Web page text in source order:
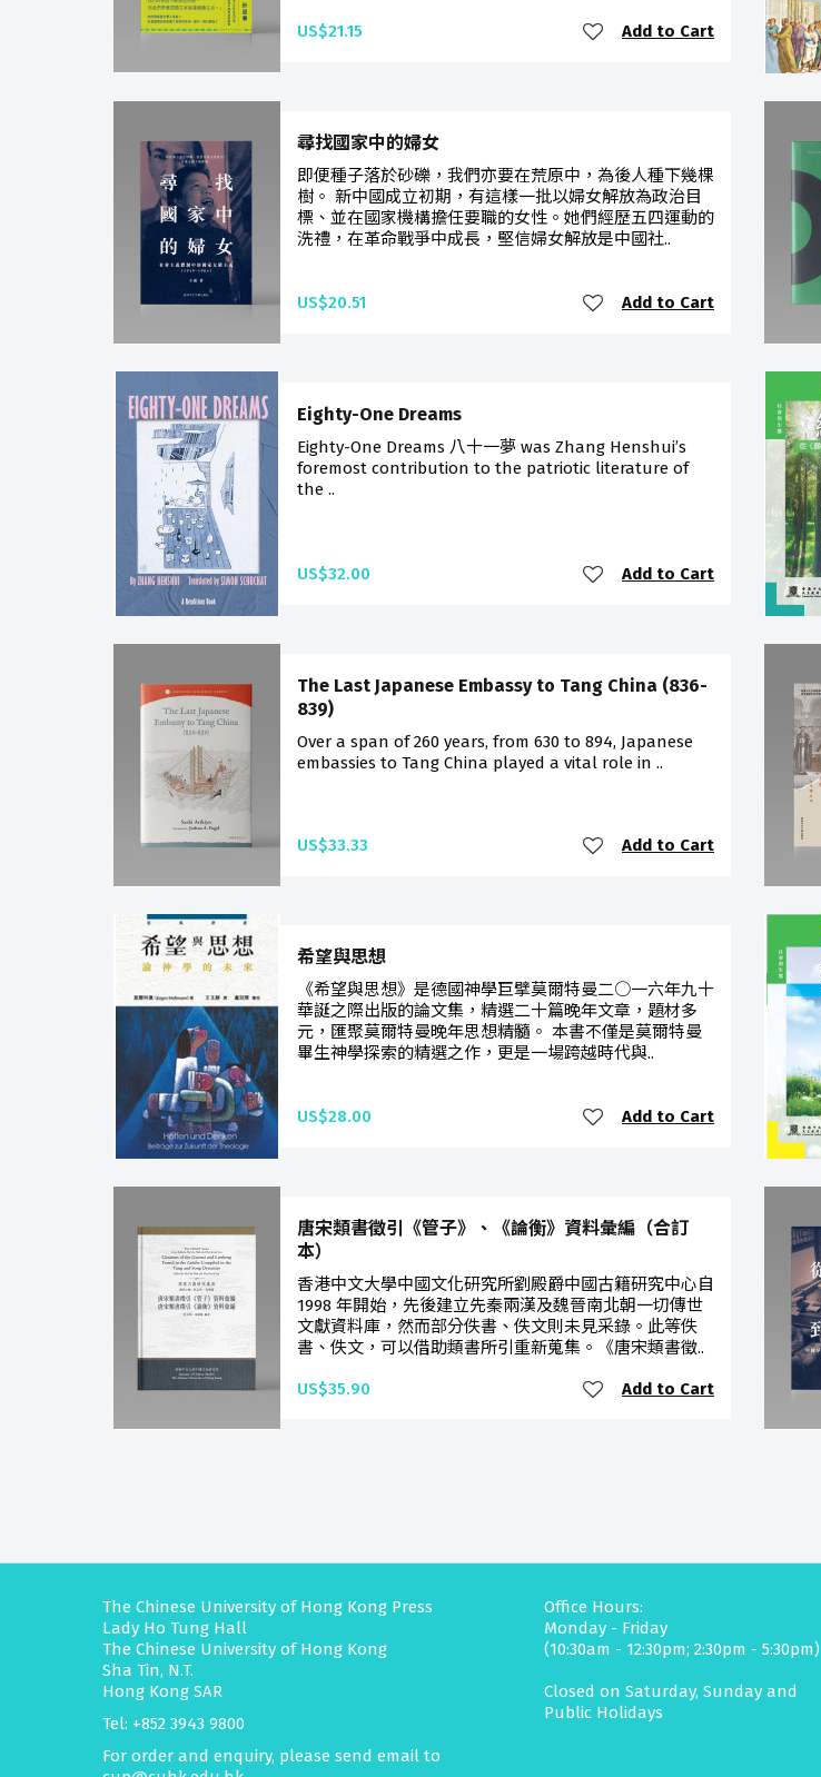
US$21.15 Add to Cart
尋找國家中的婦女
即便種子落於砂礫，我們亦要在荒原中，為後人種下幾棵
樹。 新中國成立初期，有這樣一批以婦女解放為政治目
標、並在國家機構擔任要職的女性。她們經歷五四運動的
洗禮，在革命戰爭中成長，堅信婦女解放是中國社..
US$20.51 Add to Cart
Eighty-One Dreams
Eighty-One Dreams 八十一夢 was Zhang Henshui’s
foremost contribution to the patriotic literature of
the ..
US$32.00 Add to Cart
The Last Japanese Embassy to Tang China (836-
839)
Over a span of 260 years, from 630 to 894, Japanese
embassies to Tang China played a vital role in ..
US$33.33 Add to Cart
希望與思想
《希望與思想》是德國神學巨擘莫爾特曼二○一六年九十
華誕之際出版的論文集，精選二十篇晚年文章，題材多
元，匯聚莫爾特曼晚年思想精髓。 本書不僅是莫爾特曼
畢生神學探索的精選之作，更是一場跨越時代與..
US$28.00 Add to Cart
唐宋類書徵引《管子》、《論衡》資料彙編（合訂
本）
香港中文大學中國文化研究所劉殿爵中國古籍研究中心自
1998 年開始，先後建立先秦兩漢及魏晉南北朝一切傳世
文獻資料庫，然而部分佚書、佚文則未見采錄。此等佚
書、佚文，可以借助類書所引重新蒐集。《唐宋類書徵..
US$35.90 Add to Cart
The Chinese University of Hong Kong Press
Lady Ho Tung Hall
The Chinese University of Hong Kong
Sha Tin, N.T.
Hong Kong SAR
Tel: +852 3943 9800
For order and enquiry, please send email to
Office Hours:
Monday - Friday
(10:30am - 12:30pm; 2:30pm - 5:30pm)
Closed on Saturday, Sunday and
Public Holidays